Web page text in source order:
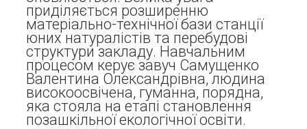
приділяється розширенню
матеріально-технічної бази станції
юних натуралістів та перебудові
структури закладу. Навчальним
процесом керує завуч Самущенко
Валентина Олександрівна, людина
високоосвічена, гуманна, порядна,
яка стояла на етапі становлення
позашкільної екологічної освіти.